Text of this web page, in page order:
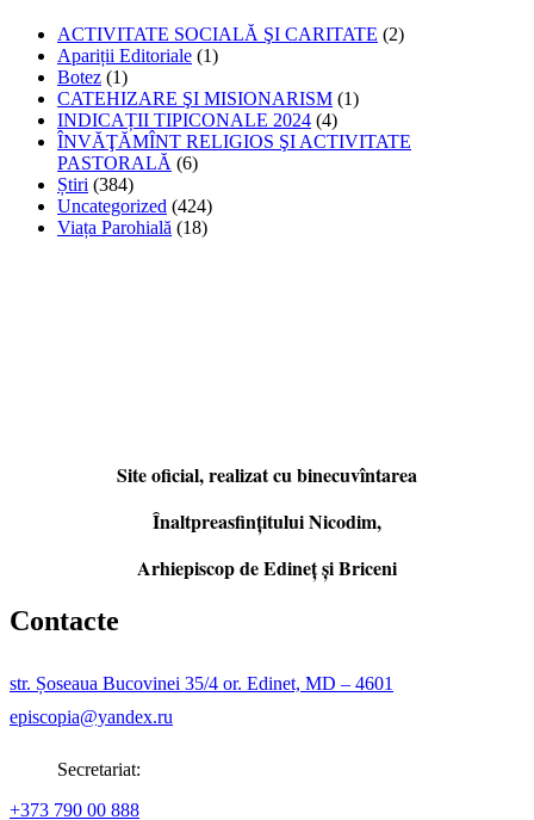
ACTIVITATE SOCIALĂ ŞI CARITATE (2)
Apariții Editoriale (1)
Botez (1)
CATEHIZARE ŞI MISIONARISM (1)
INDICAȚII TIPICONALE 2024 (4)
ÎNVĂŢĂMÎNT RELIGIOS ŞI ACTIVITATE
PASTORALĂ (6)
Știri (384)
Uncategorized (424)
Viața Parohială (18)
Site oficial, realizat cu binecuvîntarea
Înaltpreasfințitului Nicodim,
Arhiepiscop de Edineţ şi Briceni
Contacte
str. Șoseaua Bucovinei 35/4 or. Edinet, MD – 4601
episcopia@yandex.ru
Secretariat:
+373 790 00 888